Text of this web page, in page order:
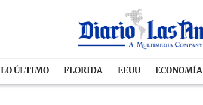
LO ÚLTIMO FLORIDA EEUU ECONOMÍA